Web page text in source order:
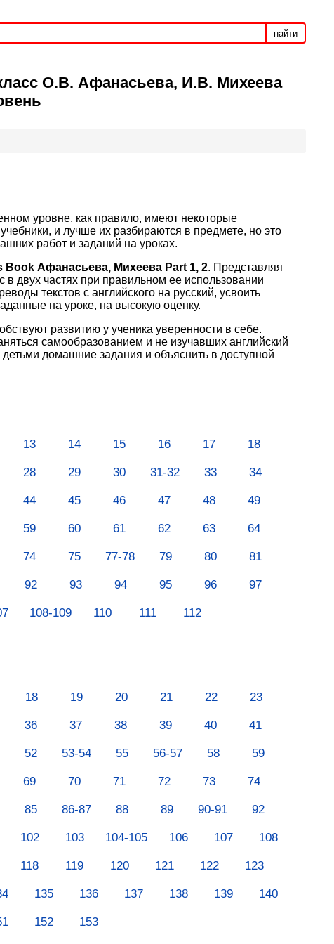
найти
О.В. Афанасьева, И.В. Михеева
уровне, как правило, имеют некоторые
и лучше их разбираются в предмете, но это
работ и заданий на уроках.
Book Афанасьева, Михеева Part 1, 2. Представляя
двух частях при правильном ее использовании
текстов с английского на русский, усвоить
на уроке, на высокую оценку.
развитию у ученика уверенности в себе.
самообразованием и не изучавших английский
домашние задания и объяснить в доступной
13 14 15 16 17 18
28 29 30 31-32 33 34
44 45 46 47 48 49
59 60 61 62 63 64
74 75 77-78 79 80 81
92 93 94 95 96 97
108-109 110 111 112
18 19 20 21 22 23
36 37 38 39 40 41
52 53-54 55 56-57 58 59
69 70 71 72 73 74
85 86-87 88 89 90-91 92
102 103 104-105 106 107 108
118 119 120 121 122 123
135 136 137 138 139 140
152 153